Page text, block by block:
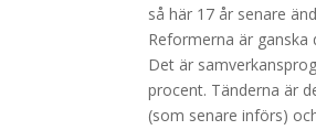
så här 17 år senare
Reformerna är
Det är
procent. Tänderna är
(som senare införs)